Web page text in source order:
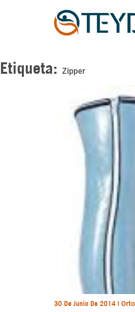
Etiqueta: Zipper
30 De Junio De 2014 |